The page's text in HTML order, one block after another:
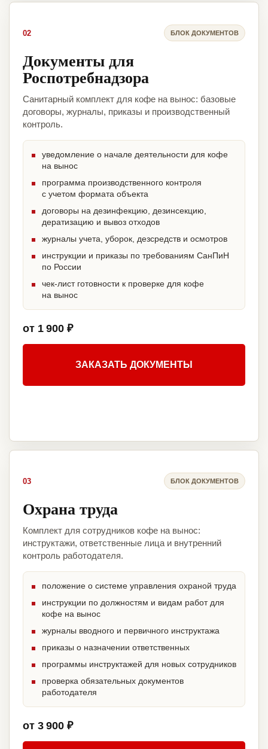
02 БЛОК ДОКУМЕНТОВ
Документы для
Роспотребнадзора
Санитарный комплект для кофе на вынос: базовые
договоры, журналы, приказы и производственный
контроль.
уведомление о начале деятельности для кофе
на вынос
программа производственного контроля
с учетом формата объекта
договоры на дезинфекцию, дезинсекцию,
дератизацию и вывоз отходов
журналы учета, уборок, дезсредств и осмотров
инструкции и приказы по требованиям СанПиН
по России
чек-лист готовности к проверке для кофе
на вынос
от 1 900 ₽
ЗАКАЗАТЬ ДОКУМЕНТЫ
03 БЛОК ДОКУМЕНТОВ
Охрана труда
Комплект для сотрудников кофе на вынос:
инструктажи, ответственные лица и внутренний
контроль работодателя.
положение о системе управления охраной труда
инструкции по должностям и видам работ для
кофе на вынос
журналы вводного и первичного инструктажа
приказы о назначении ответственных
программы инструктажей для новых сотрудников
проверка обязательных документов
работодателя
от 3 900 ₽